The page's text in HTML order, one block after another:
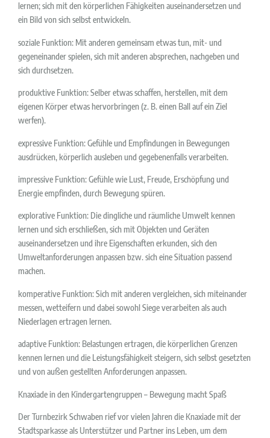
lernen; sich mit den körperlichen Fähigkeiten auseinandersetzen und
ein Bild von sich selbst entwickeln.
soziale Funktion: Mit anderen gemeinsam etwas tun, mit- und
gegeneinander spielen, sich mit anderen absprechen, nachgeben und
sich durchsetzen.
produktive Funktion: Selber etwas schaffen, herstellen, mit dem
eigenen Körper etwas hervorbringen (z. B. einen Ball auf ein Ziel
werfen).
expressive Funktion: Gefühle und Empfindungen in Bewegungen
ausdrücken, körperlich ausleben und gegebenenfalls verarbeiten.
impressive Funktion: Gefühle wie Lust, Freude, Erschöpfung und
Energie empfinden, durch Bewegung spüren.
explorative Funktion: Die dingliche und räumliche Umwelt kennen
lernen und sich erschließen, sich mit Objekten und Geräten
auseinandersetzen und ihre Eigenschaften erkunden, sich den
Umweltanforderungen anpassen bzw. sich eine Situation passend
machen.
komperative Funktion: Sich mit anderen vergleichen, sich miteinander
messen, wetteifern und dabei sowohl Siege verarbeiten als auch
Niederlagen ertragen lernen.
adaptive Funktion: Belastungen ertragen, die körperlichen Grenzen
kennen lernen und die Leistungsfähigkeit steigern, sich selbst gesetzten
und von außen gestellten Anforderungen anpassen.
Knaxiade in den Kindergartengruppen – Bewegung macht Spaß
Der Turnbezirk Schwaben rief vor vielen Jahren die Knaxiade mit der
Stadtsparkasse als Unterstützer und Partner ins Leben, um dem